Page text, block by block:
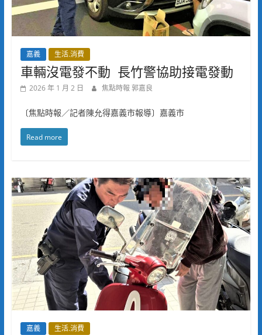
嘉義 生活.消費
車輛沒電發不動 長竹警協助接電發動
2026 年 1 月 2 日 焦點時報 郭嘉良
〔焦點時報／記者陳允得嘉義市報導〕嘉義市
Read more
嘉義 生活.消費